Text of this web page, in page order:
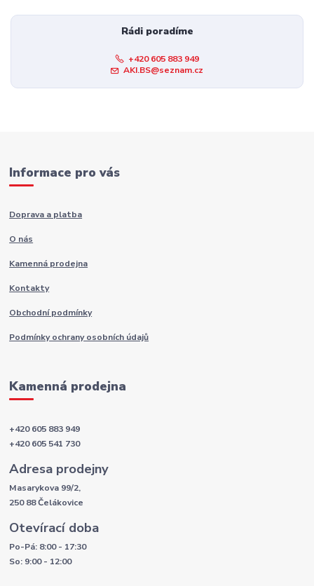
Rádi poradíme
+420 605 883 949
AKI.BS@seznam.cz
Informace pro vás
Doprava a platba
O nás
Kamenná prodejna
Kontakty
Obchodní podmínky
Podmínky ochrany osobních údajů
Kamenná prodejna
+420 605 883 949
+420 605 541 730
Adresa prodejny
Masarykova 99/2,
250 88 Čelákovice
Otevírací doba
Po-Pá: 8:00 - 17:30
So: 9:00 - 12:00